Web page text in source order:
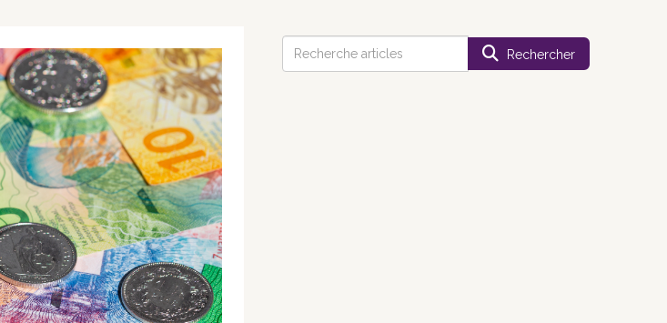
Rechercher